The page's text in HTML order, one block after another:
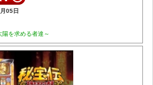
05日
陽を求める者達～